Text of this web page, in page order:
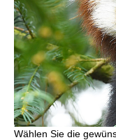
Wählen Sie die